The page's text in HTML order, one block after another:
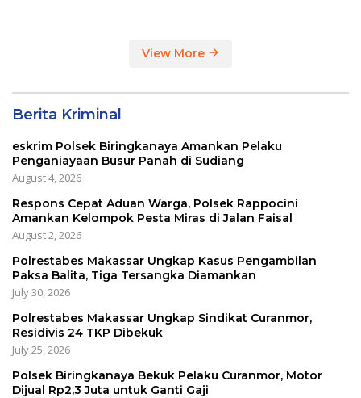
View More
Berita Kriminal
eskrim Polsek Biringkanaya Amankan Pelaku
Penganiayaan Busur Panah di Sudiang
August 4, 2026
Respons Cepat Aduan Warga, Polsek Rappocini
Amankan Kelompok Pesta Miras di Jalan Faisal
August 2, 2026
Polrestabes Makassar Ungkap Kasus Pengambilan
Paksa Balita, Tiga Tersangka Diamankan
July 30, 2026
Polrestabes Makassar Ungkap Sindikat Curanmor,
Residivis 24 TKP Dibekuk
July 25, 2026
Polsek Biringkanaya Bekuk Pelaku Curanmor, Motor
Dijual Rp2,3 Juta untuk Ganti Gaji